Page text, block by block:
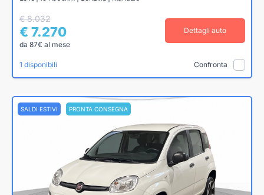
€ 8.032
€ 7.270
da 87€ al mese
Dettagli auto
1 disponibili Confronta
SALDI ESTIVI PRONTA CONSEGNA